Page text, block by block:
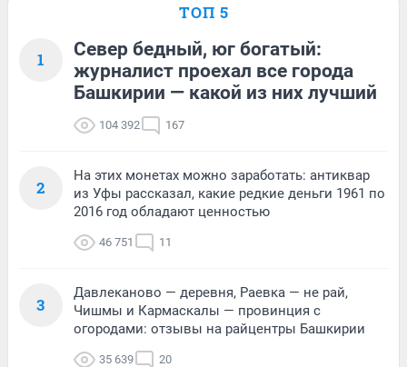
ТОП 5
1
Север бедный, юг богатый:
журналист проехал все города
Башкирии — какой из них лучший
104 392 167
2
На этих монетах можно заработать: антиквар
из Уфы рассказал, какие редкие деньги 1961 по
2016 год обладают ценностью
46 751 11
3
Давлеканово — деревня, Раевка — не рай,
Чишмы и Кармаскалы — провинция с
огородами: отзывы на райцентры Башкирии
35 639 20